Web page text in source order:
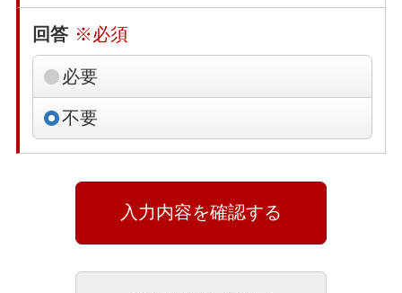
回答 ※必須
必要
不要